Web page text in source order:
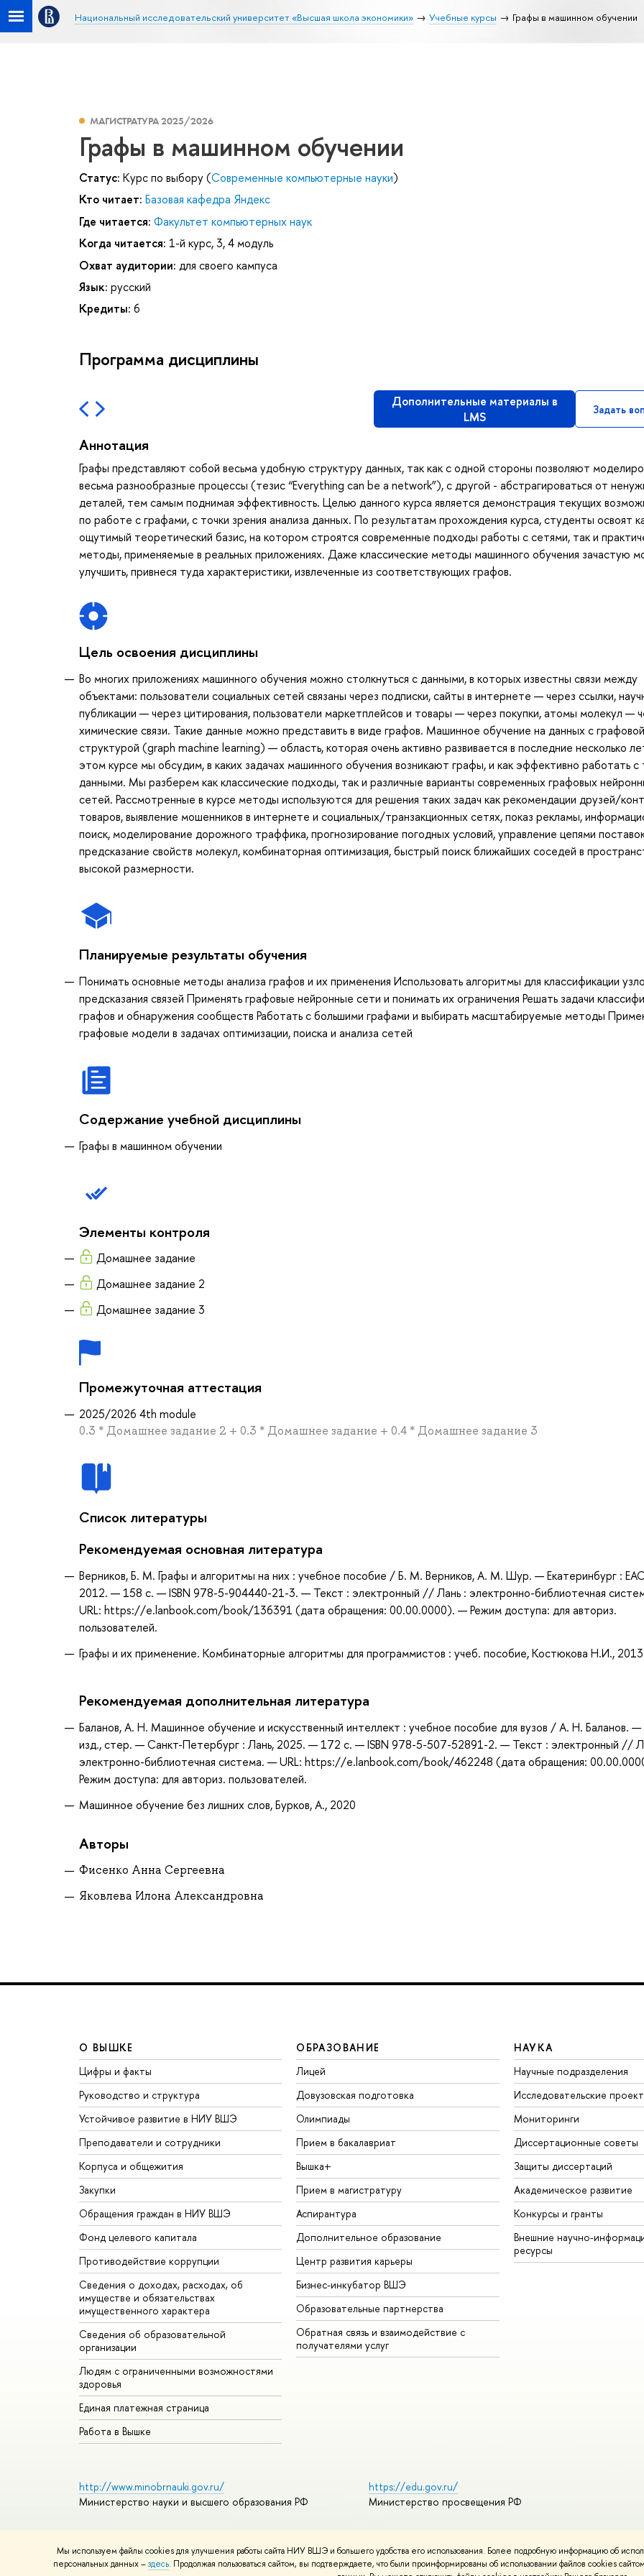
Мы используем файлы cookies для улучшения работы сайта НИУ ВШЭ и большего удобства его использования. Более подробную информацию об
персональных данных –здесь. Продолжая пользоваться сайтом, вы подтверждаете, что были проинформированы об использовании файлов cookies
Национальный исследовательский университет «Высшая школа экономики» Учебные курсы Графы в машинном обучении
МАГИСТРАТУРА 2025/2026
Графы в машинном обучении
Статус: Курс по выбору (Современные компьютерные науки)
Кто читает: Базовая кафедра Яндекс
Где читается: Факультет компьютерных наук
Когда читается: 1-й курс, 3, 4 модуль
Охват аудитории: для своего кампуса
Язык: русский
Кредиты: 6
Программа дисциплины
Дополнительные материалы в
LMS
Задать
Аннотация
Графы представляют собой весьма удобную структуру данных, так как с одной стороны позволяют
весьма разнообразные процессы (тезис “Everything can be a network”), с другой - абстрагироваться от
деталей, тем самым поднимая эффективность. Целью данного курса является демонстрация текущих
по работе с графами, с точки зрения анализа данных. По результатам прохождения курса, студенты освоят
ощутимый теоретический базис, на котором строятся современные подходы работы с сетями, так и
методы, применяемые в реальных приложениях. Даже классические методы машинного обучения зачастую
улучшить, привнеся туда характеристики, извлеченные из соответствующих графов.
Цель освоения дисциплины
Во многих приложениях машинного обучения можно столкнуться с данными, в которых известны связи между
объектами: пользователи социальных сетей связаны через подписки, сайты в интернете — через ссылки,
публикации — через цитирования, пользователи маркетплейсов и товары — через покупки, атомы молекул —
химические связи. Такие данные можно представить в виде графов. Машинное обучение на данных с графовой
структурой (graph machine learning) — область, которая очень активно развивается в последние несколько
этом курсе мы обсудим, в каких задачах машинного обучения возникают графы, и как эффективно работать с
данными. Мы разберем как классические подходы, так и различные варианты современных графовых
сетей. Рассмотренные в курсе методы используются для решения таких задач как рекомендации друзей/
товаров, выявление мошенников в интернете и социальных/транзакционных сетях, показ рекламы,
поиск, моделирование дорожного траффика, прогнозирование погодных условий, управление цепями
предсказание свойств молекул, комбинаторная оптимизация, быстрый поиск ближайших соседей в
высокой размерности.
Планируемые результаты обучения
Понимать основные методы анализа графов и их применения Использовать алгоритмы для классификации
предсказания связей Применять графовые нейронные сети и понимать их ограничения Решать задачи
графов и обнаружения сообществ Работать с большими графами и выбирать масштабируемые методы
графовые модели в задачах оптимизации, поиска и анализа сетей
Содержание учебной дисциплины
Графы в машинном обучении
Элементы контроля
Домашнее задание
Домашнее задание 2
Домашнее задание 3
Промежуточная аттестация
2025/2026 4th module
0.3 * Домашнее задание 2 + 0.3 * Домашнее задание + 0.4 * Домашнее задание 3
Список литературы
Рекомендуемая основная литература
Верников, Б. М. Графы и алгоритмы на них : учебное пособие / Б. М. Верников, А. М. Шур. — Екатеринбург :
2012. — 158 с. — ISBN 978-5-904440-21-3. — Текст : электронный // Лань : электронно-библиотечная
URL: https://e.lanbook.com/book/136391 (дата обращения: 00.00.0000). — Режим доступа: для авториз.
пользователей.
Графы и их применение. Комбинаторные алгоритмы для программистов : учеб. пособие, Костюкова Н.И., 2013
Рекомендуемая дополнительная литература
Баланов, А. Н. Машинное обучение и искусственный интеллект : учебное пособие для вузов / А. Н. Баланов.
изд., стер. — Санкт-Петербург : Лань, 2025. — 172 с. — ISBN 978-5-507-52891-2. — Текст : электронный //
электронно-библиотечная система. — URL: https://e.lanbook.com/book/462248 (дата обращения:
Режим доступа: для авториз. пользователей.
Машинное обучение без лишних слов, Бурков, А., 2020
Авторы
Фисенко Анна Сергеевна
Яковлева Илона Александровна
О ВЫШКЕ
Цифры и факты
Руководство и структура
Устойчивое развитие в НИУ ВШЭ
Преподаватели и сотрудники
Корпуса и общежития
Закупки
Обращения граждан в НИУ ВШЭ
Фонд целевого капитала
Противодействие коррупции
Сведения о доходах, расходах, об
имуществе и обязательствах
имущественного характера
Сведения об образовательной
организации
Людям с ограниченными возможностями
здоровья
Единая платежная страница
Работа в Вышке
ОБРАЗОВАНИЕ
Лицей
Довузовская подготовка
Олимпиады
Прием в бакалавриат
Вышка+
Прием в магистратуру
Аспирантура
Дополнительное образование
Центр развития карьеры
Бизнес-инкубатор ВШЭ
Образовательные партнерства
Обратная связь и взаимодействие с
получателями услуг
НАУКА
Научные подразделения
Исследовательские
Мониторинги
Диссертационные советы
Защиты диссертаций
Академическое развитие
Конкурсы и гранты
Внешние научно-
ресурсы
http://www.minobrnauki.gov.ru/
Министерство науки и высшего образования РФ
https://edu.gov.ru/
Министерство просвещения РФ
© НИУ ВШЭ 1993–2026 Адреса и контакты Условия использования материалов
Политика конфиденциальности